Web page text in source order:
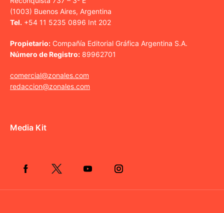
(1003) Buenos Aires, Argentina
Tel. +54 11 5235 0896 Int 202
Propietario: Compañía Editorial Gráfica Argentina S.A.
Número de Registro: 89962701
comercial@zonales.com
redaccion@zonales.com
Media Kit